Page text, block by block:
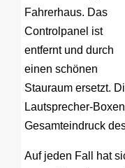
Fahrerhaus. Das
Controlpanel ist
entfernt und durch
einen schönen
Stauraum ersetzt.
Lautsprecher-
Gesamteindruck
Auf jeden Fall hat